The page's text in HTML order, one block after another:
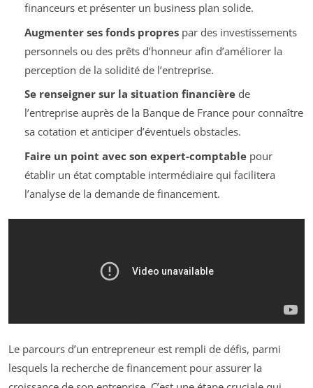
financeurs et présenter un business plan solide.
Augmenter ses fonds proprespar des investissements
personnels ou des prêts d’honneur afin d’améliorer la
perception de la solidité de l’entreprise.
Se renseigner sur la situation financièrede
l’entreprise auprès de la Banque de France pour connaître
sa cotation et anticiper d’éventuels obstacles.
Faire un point avec son expert-comptablepour
établir un état comptable intermédiaire qui facilitera
l’analyse de la demande de financement.
Le parcours d’un entrepreneur est rempli de défis, parmi
lesquels la recherche de financement pour assurer la